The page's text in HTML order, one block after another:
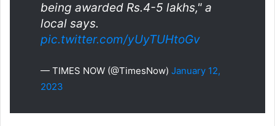
being awarded Rs.4-5 lakhs," a
local says.
pic.twitter.com/yUyTUHtoGv
— TIMES NOW (@TimesNow) January 12,
2023